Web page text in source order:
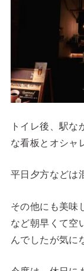
トイレ後、駅な
な看板とオシャ
平日夕方などは
その他にも美味
など朝早くて空
んでしたが気に